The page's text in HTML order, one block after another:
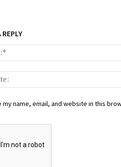
REPLY
my name, email, and website in this